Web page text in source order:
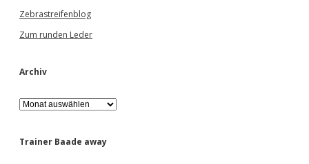
Zebrastreifenblog
Zum runden Leder
Archiv
A
r
h
Trainer Baade away